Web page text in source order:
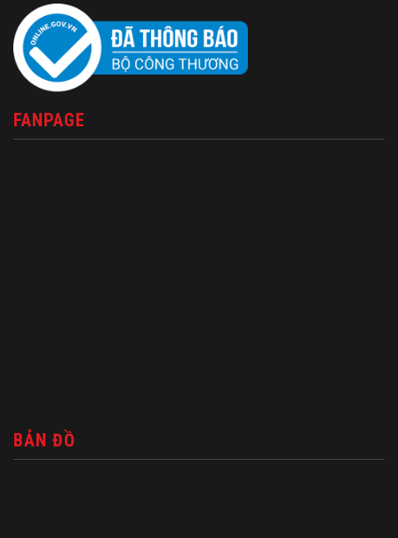
FANPAGE
BẢN ĐỒ